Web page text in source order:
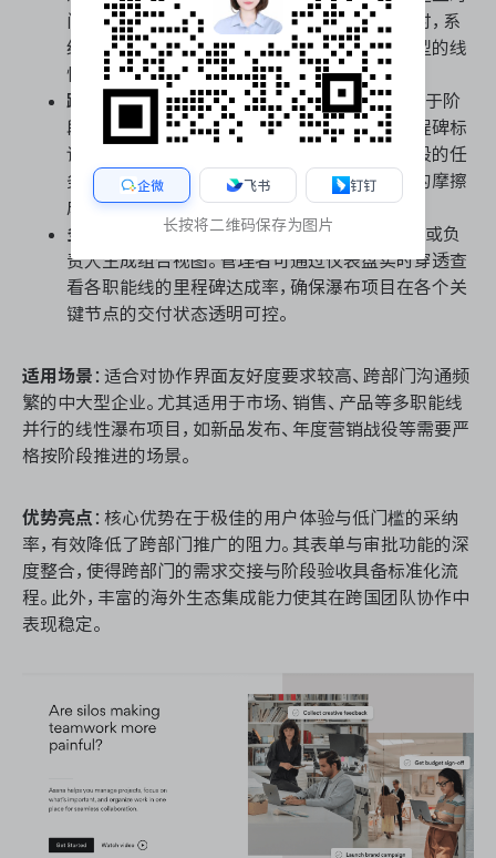
间与前置依赖关系。当跨部门的前序阶段延期时，系
统会自动提示后续任务的排期风险，为瀑布模型的线
性推进提供硬性约束。
跨职能工作流自动化：通过规则引擎，可配置基于阶
段状态的自动流转。例如当研发部门将特定里程碑标
记为完成时，系统自动向测试部门分配下一阶段的任
务包并通知相关干系人，有效削减跨部门沟通的摩擦
成本。
多维度进度追踪与汇报：支持按部门、项目阶段或负
责人生成组合视图。管理者可通过仪表盘实时穿透查
看各职能线的里程碑达成率，确保瀑布项目在各个关
键节点的交付状态透明可控。
适用场景 ：适合对协作界面友好度要求较高、跨部门沟通频
繁的中大型企业。尤其适用于市场、销售、产品等多职能线
并行的线性瀑布项目，如新品发布、年度营销战役等需要严
格按阶段推进的场景。
优势亮点 ：核心优势在于极佳的用户体验与低门槛的采纳
率，有效降低了跨部门推广的阻力。其表单与审批功能的深
度整合，使得跨部门的需求交接与阶段验收具备标准化流
程。此外，丰富的海外生态集成能力使其在跨国团队协作中
表现稳定。
企微 飞书 钉钉
长按将二维码保存为图片